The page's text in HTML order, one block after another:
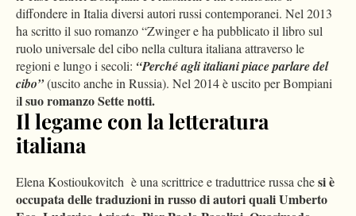
diffondere in Italia diversi autori russi contemporanei. Nel 2013
ha scritto il suo romanzo “Zwinger e ha pubblicato il libro sul
ruolo universale del cibo nella cultura italiana attraverso le
regioni e lungo i secoli: “Perché agli italiani piace parlare del
cibo”(uscito anche in Russia). Nel 2014 è uscito per Bompiani
il suo romanzo Sette notti.
Il legame con la letteratura
italiana
Elena Kostioukovitch è una scrittrice e traduttrice russa chesi è
occupata delle traduzioni in russo di autori quali Umberto